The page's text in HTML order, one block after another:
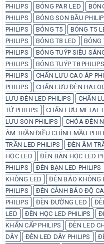
PHILIPS
BÓNG PAR LED
PHILIPS
BÓNG SON BẦU
PHILIPS
BÓNG T5 BÓNG T5
PHILIPS
BÓNG T8 LED BÓNG
PHILIPS
BÓNG TUÝP SIÊU
PHILIPS
BÓNG TUÝP T8 PHILIPS
PHILIPS
CHẤN LƯU CAO ÁP
PHILIPS
CHẤN LƯU ĐÈN
LƯU ĐÈN LED PHILIPS
CHẤN
TỬ PHILIPS
CHẤN LƯU METAL
LƯU SON PHILIPS
CHÓA ĐÈN
ÂM TRẦN ĐIỀU CHỈNH MẦU
TRẦN LED PHILIPS
ĐÈN ÂM
HỌC LED
ĐÈN BÀN HỌC LED
PHILIPS
ĐÈN BẠN LED PHILIPS
KHÔNG LED
ĐÈN BÁO KHÔNG
PHILIPS
ĐÈN CẢNH BÁO ĐỘ
PHILIPS
ĐÈN ĐƯỜNG LED
LED
ĐÈN HỌC LED PHILIPS
KHẨN CẤP PHILIPS
ĐÈN LED
DÂY
ĐÈN LED DÂY PHILIPS